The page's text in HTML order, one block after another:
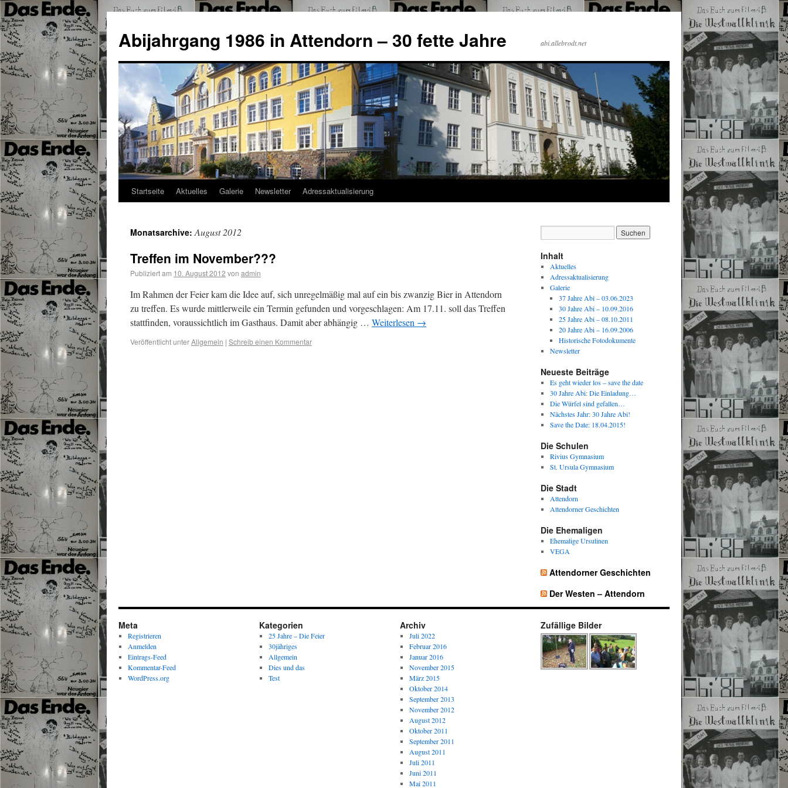
Abijahrgang 1986 in Attendorn – 30 fette Jahre abi.allebrodt.net
Startseite Aktuelles Galerie Newsletter Adressaktualisierung
Monatsarchive:August 2012
Treffen im November???
Publiziert am 10. August 2012 von admin
Im Rahmen der Feier kam die Idee auf, sich unregelmäßig mal auf ein bis zwanzig Bier in Attendorn
zu treffen. Es wurde mittlerweile ein Termin gefunden und vorgeschlagen: Am 17.11. soll das Treffen
stattfinden, voraussichtlich im Gasthaus. Damit aber abhängig … Weiterlesen →
Veröffentlicht unterAllgemein | Schreib einen Kommentar
Inhalt
Aktuelles
Adressaktualisierung
Galerie
37 Jahre Abi – 03.06.2023
30 Jahre Abi – 10.09.2016
25 Jahre Abi – 08.10.2011
20 Jahre Abi – 16.09.2006
Historische Fotodokumente
Newsletter
Neueste Beiträge
Es geht wieder los – save the date
30 Jahre Abi: Die Einladung…
Die Würfel sind gefallen…
Nächstes Jahr: 30 Jahre Abi!
Save the Date: 18.04.2015!
Die Schulen
Rivius Gymnasium
St. Ursula Gymnasium
Die Stadt
Attendorn
Attendorner Geschichten
Die Ehemaligen
Ehemalige Ursulinen
VEGA
Attendorner Geschichten
Der Westen – Attendorn
Meta
Registrieren
Anmelden
Eintrags-Feed
Kommentar-Feed
WordPress.org
Kategorien
25 Jahre – Die Feier
30jähriges
Allgemein
Dies und das
Test
Archiv
Juli 2022
Februar 2016
Januar 2016
November 2015
März 2015
Oktober 2014
September 2013
November 2012
August 2012
Oktober 2011
September 2011
August 2011
Juli 2011
Juni 2011
Mai 2011
Zufällige Bilder